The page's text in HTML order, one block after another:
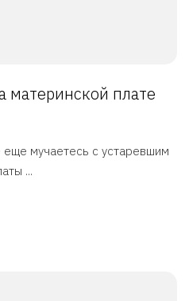
материнской плате
мучаетесь с устаревшим
...